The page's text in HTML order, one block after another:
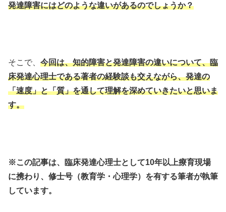
発達障害にはどのような違いがあるのでしょうか？
そこで、 今回は、知的障害と発達障害の違いについて、臨
床発達心理士である著者の経験談も交えながら、発達の
「速度」と「質」を通して理解を深めていきたいと思いま
す。
※この記事は、臨床発達心理士として10年以上療育現場
に携わり、修士号（教育学・心理学）を有する筆者が執筆
しています。